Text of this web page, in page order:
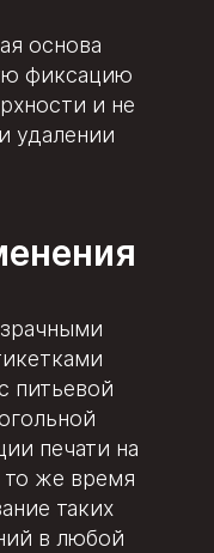
основа
фиксацию
и не
удалении
питьевой
печати на
то же время
таких
в любой